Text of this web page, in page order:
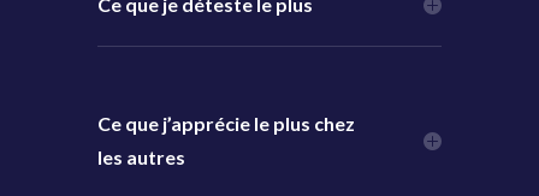
Ce que j’apprécie le plus chez
les autres